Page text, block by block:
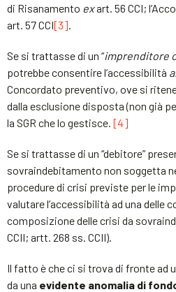
di Risanamento exart. 56 CCI;
art. 57 CCI[3].
Se si trattasse di un “imprenditore
potrebbe consentire l’accessibilità
Concordato preventivo, ove si
dalla esclusione disposta (non già
la SGR che lo gestisce. [4]
Se si trattasse di un “debitore”
sovraindebitamento non soggetta
procedure di crisi previste per le
valutare l’accessibilità ad una delle
composizione delle crisi da
CCII; artt. 268 ss. CCII).
Il fatto è che ci si trova di fronte ad
da una evidente anomalia di